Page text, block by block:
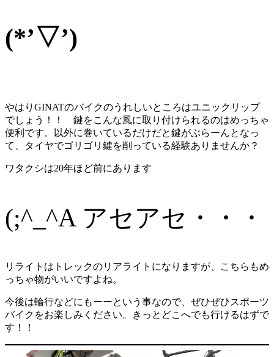
(*’▽’)
やはりGINATのバイクのうれしいところはユニックリップ
でしょう！！ 鍵をこんな風に取り付けられるのはめっちゃ
便利です。以外に巻いているだけだと鍵がぶらーんとなっ
て、タイヤでゴリゴリ鍵を削っている経験ありませんか？
ワタクシは20年ほど前にあります
(;^_^A アセアセ・・・
リライトはトレックのリアライトになりますが、こちらもめ
っちゃ物がいいですよね。
今後は輪行などにもーーという事なので、ぜひぜひスポーツ
バイクをお楽しみください。きっとどこへでも行けるはずで
す！！